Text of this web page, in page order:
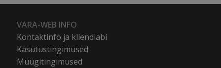
VARA-WEB INFO
Kontaktinfo ja kliendiabi
Kasutustingimused
Müügitingimused